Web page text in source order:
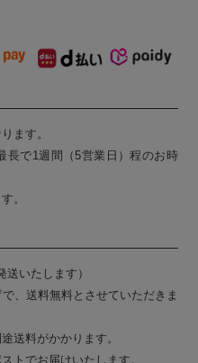
ます。
長で1週間（5営業日）程のお時
。
いたします）
、送料無料とさせていただきま
送料がかかります。
トでお届けいたします。